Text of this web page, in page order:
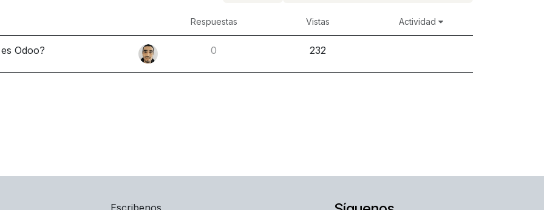
Respuestas Vistas Actividad
Odoo? 0 232
Escribenos